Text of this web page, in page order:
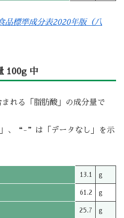
標準成分表2020年版（八
100g 中
まれる「脂肪酸」の成分量で
、“-”は「データなし」を示
13.1 g
61.2 g
25.7 g